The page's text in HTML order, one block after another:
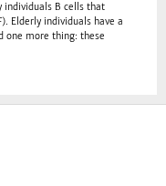
individuals B cells that
Elderly individuals have a
one more thing: these